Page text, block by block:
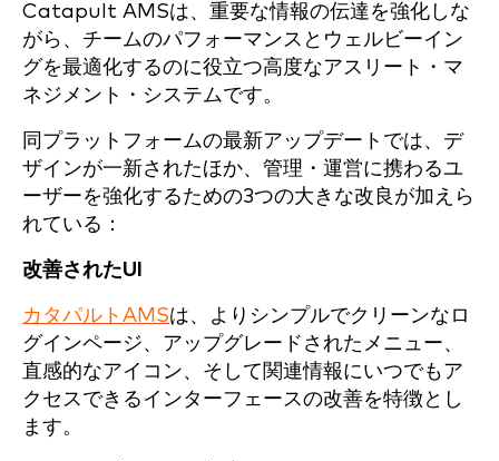
Catapult AMSは、重要な情報の伝達を強化しな
がら、チームのパフォーマンスとウェルビーイン
グを最適化するのに役立つ高度なアスリート・マ
ネジメント・システムです。
同プラットフォームの最新アップデートでは、デ
ザインが一新されたほか、管理・運営に携わるユ
ーザーを強化するための3つの大きな改良が加えら
れている：
改善されたUI
カタパルトAMSは、よりシンプルでクリーンなロ
グインページ、アップグレードされたメニュー、
直感的なアイコン、そして関連情報にいつでもア
クセスできるインターフェースの改善を特徴とし
ます。